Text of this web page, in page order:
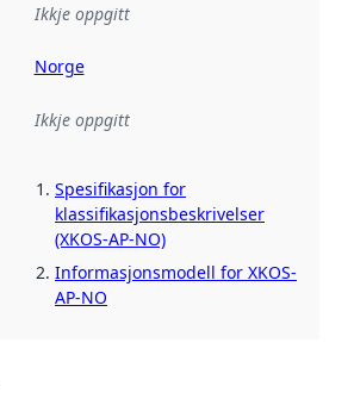
Ikkje oppgitt
Norge
Ikkje oppgitt
Referanse til ei implementeringsregel eller
Spesifikasjon for
klassifikasjonsbeskrivelser
(XKOS-AP-NO)
Informasjonsmodell for XKOS-
AP-NO